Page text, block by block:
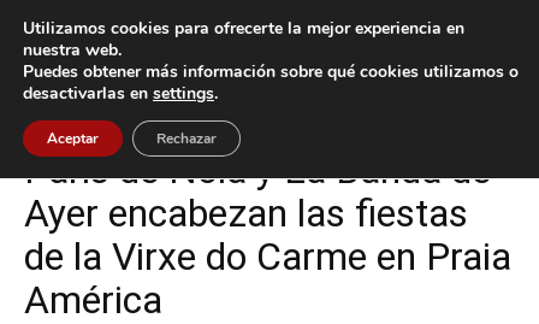
Inicio Cultura / Ocio
Cultura / Ocio Nigrán
París de Noia y La Banda de
Ayer encabezan las fiestas
de la Virxe do Carme en Praia
América
Utilizamos cookies para ofrecerte la mejor experiencia en
nuestra web.
Puedes obtener más información sobre qué cookies utilizamos o
desactivarlas en settings.
Aceptar Rechazar